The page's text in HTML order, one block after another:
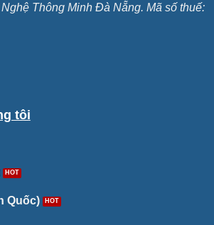
Thông Minh Đà Nẵng. Mã số thuế:
tôi
Quốc)